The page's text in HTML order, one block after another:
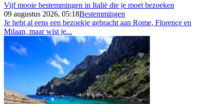
Vijf mooie bestemmingen in Italië die je moet bezoeken
09 augustus 2026, 05:18Bestemmingen
Je hebt al eens een bezoekje gebracht aan Rome, Florence en
Milaan, maar wist je...